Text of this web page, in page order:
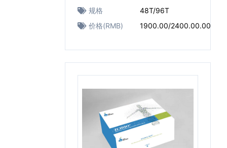
规格
48T/96T
价格(RMB)
1900.00/2400.00.00